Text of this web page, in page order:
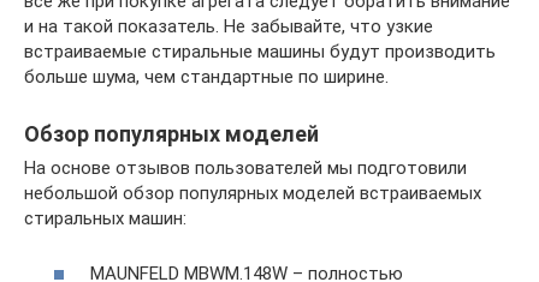
и на такой показатель. Не забывайте, что узкие
встраиваемые стиральные машины будут производить
больше шума, чем стандартные по ширине.
Обзор популярных моделей
На основе отзывов пользователей мы подготовили
небольшой обзор популярных моделей встраиваемых
стиральных машин:
MAUNFELD MBWM.148W – полностью